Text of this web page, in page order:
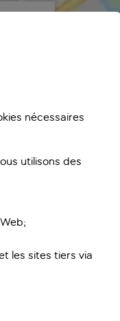
nécessaires
utilisons des
les sites tiers via